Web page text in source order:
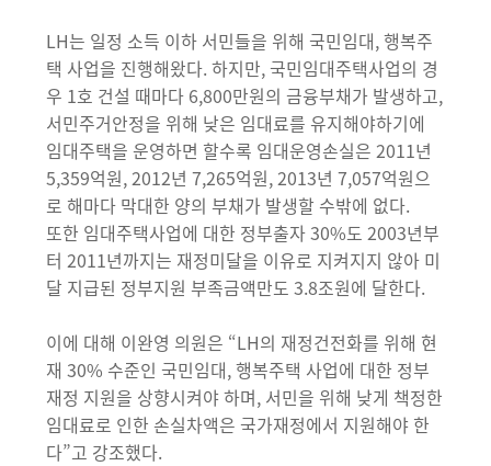
LH는 일정 소득 이하 서민들을 위해 국민임대, 행복주
택 사업을 진행해왔다. 하지만, 국민임대주택사업의 경
우 1호 건설 때마다 6,800만원의 금융부채가 발생하고,
서민주거안정을 위해 낮은 임대료를 유지해야하기에
임대주택을 운영하면 할수록 임대운영손실은 2011년
5,359억원, 2012년 7,265억원, 2013년 7,057억원으
로 해마다 막대한 양의 부채가 발생할 수밖에 없다.
또한 임대주택사업에 대한 정부출자 30%도 2003년부
터 2011년까지는 재정미달을 이유로 지켜지지 않아 미
달 지급된 정부지원 부족금액만도 3.8조원에 달한다.
이에 대해 이완영 의원은 “LH의 재정건전화를 위해 현
재 30% 수준인 국민임대, 행복주택 사업에 대한 정부
재정 지원을 상향시켜야 하며, 서민을 위해 낮게 책정한
임대료로 인한 손실차액은 국가재정에서 지원해야 한
다”고 강조했다.